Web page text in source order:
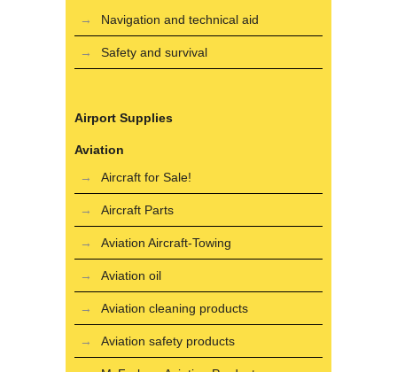
Navigation and technical aid
Safety and survival
Airport Supplies
Aviation
Aircraft for Sale!
Aircraft Parts
Aviation Aircraft-Towing
Aviation oil
Aviation cleaning products
Aviation safety products